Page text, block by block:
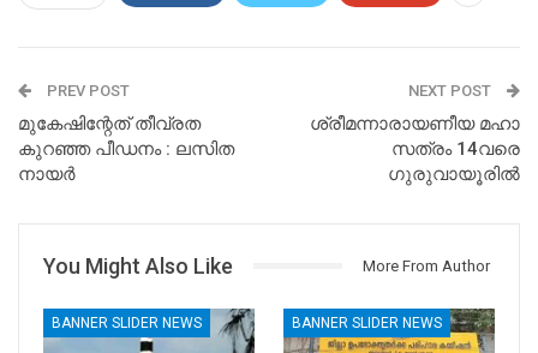
PREV POST
മുകേഷിന്റേത് തീവ്രത
കുറഞ്ഞ പീഡനം : ലസിത
നായര്‍
NEXT POST
ശ്രീമന്നാരായണീയ മഹാ
സത്രം 14വരെ
ഗുരുവായൂരിൽ
You Might Also Like More From Author
BANNER SLIDER NEWS BANNER SLIDER NEWS